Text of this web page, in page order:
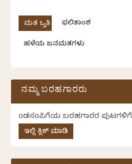
ಫಲಿತಾಂಶ
ಹಳೆಯ ಜನಮತಗಳು
ನಮ್ಮ ಬರಹಗಾರರು
ಕೆಂಡಸಂಪಿಗೆಯ ಬರಹಗಾರರ ಪುಟಗಳಿಗೆ
ಇಲ್ಲಿ ಕ್ಲಿಕ್ ಮಾಡಿ